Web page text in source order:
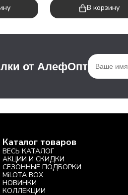
В корзину
от АлефОпт
Каталог товаров
ВЕСЬ КАТАЛОГ
АКЦИИ И СКИДКИ
СЕЗОННЫЕ ПОДБОРКИ
MiLOTA BOX
НОВИНКИ
КОЛЛЕКЦИИ